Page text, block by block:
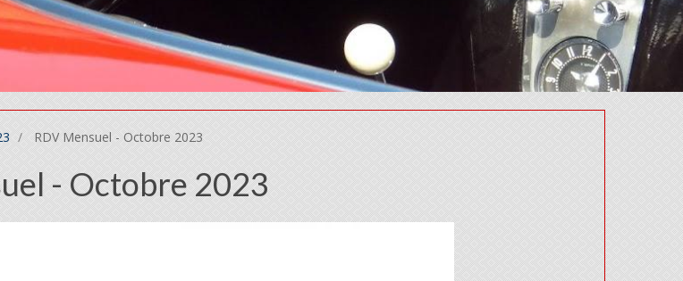
RDV Mensuel - Octobre 2023
- Octobre 2023